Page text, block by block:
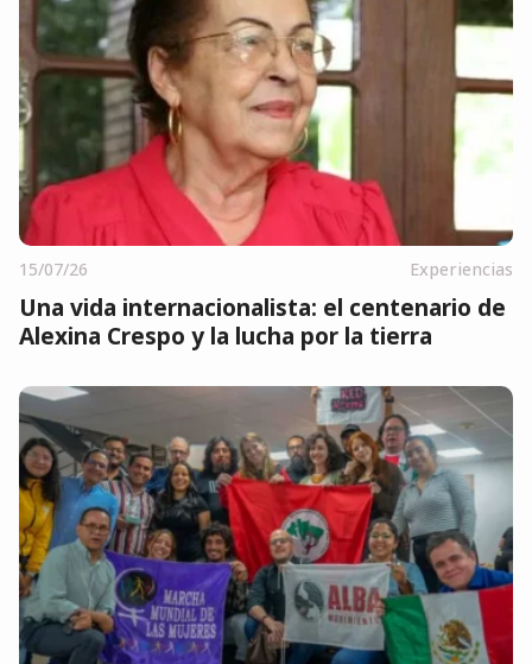
15/07/26 Experiencias
Una vida internacionalista: el centenario de
Alexina Crespo y la lucha por la tierra